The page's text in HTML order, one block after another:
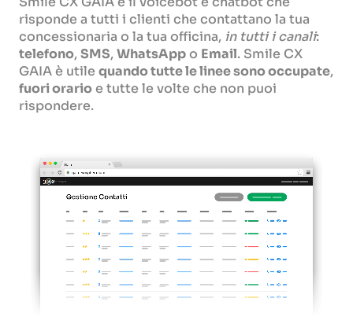
risponde a tutti i clienti che contattano la tua
concessionaria o la tua officina, in tutti i canali:
telefono,SMS,WhatsAppo Email. Smile CX
GAIA è utilequando tutte le linee sono occupate,
fuori orarioe tutte le volte che non puoi
rispondere.